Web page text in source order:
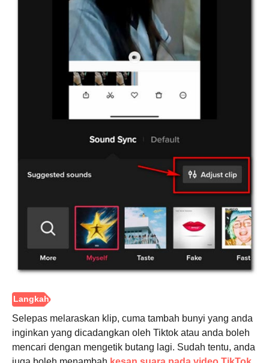
Selepas melaraskan klip, cuma tambah bunyi yang anda
inginkan yang dicadangkan oleh Tiktok atau anda boleh
mencari dengan mengetik butang lagi. Sudah tentu, anda